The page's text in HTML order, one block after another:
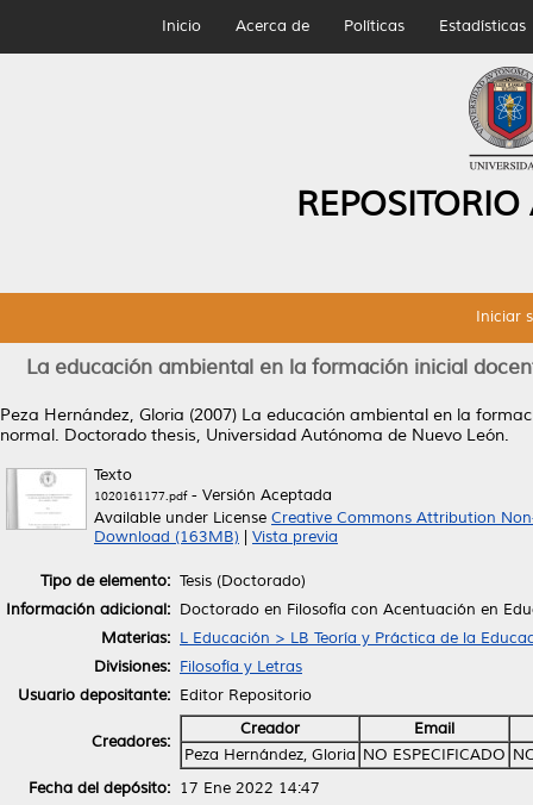
Inicio Acerca de Políticas Estadísticas
Iniciar
La educación ambiental en la formación inicial
Peza Hernández, Gloria (2007) La educación ambiental en la
normal. Doctorado thesis, Universidad Autónoma de Nuevo León.
Texto
1020161177.pdf- Versión Aceptada
Available under License Creative Commons Attribution
Download (163MB)
Vista previa
Tipo de elemento: Tesis (Doctorado)
Información adicional: Doctorado en Filosofía con Acentuación en
Materias: L Educación > LB Teoría y Práctica de la
Divisiones: Filosofía y Letras
Usuario depositante: Editor Repositorio
Creadores:
Creador
Email
Peza Hernández, Gloria NO ESPECIFICADO
Fecha del depósito: 17 Ene 2022 14:47